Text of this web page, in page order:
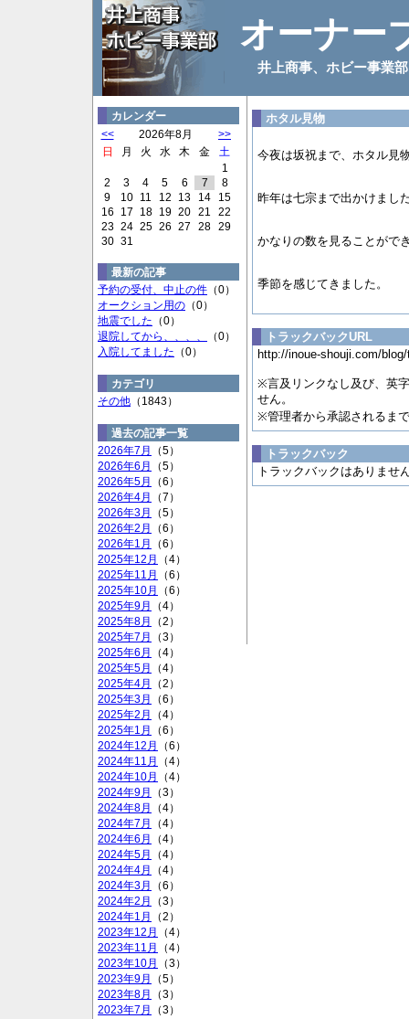
オーナー
井上商事、ホビー事業部
カレンダー
<<
2026年8月
>>
日
月 火 水 木 金
土
1
2
3 4 5 6 7
8
9
10 11 12 13 14
15
16
17 18 19 20 21
22
23 24 25 26 27 28 29
30 31
最新の記事
予約の受付、中止の件 （0）
オークション用の （0）
地震でした （0）
退院してから、、、、
（0）
入院してました （0）
カテゴリ
その他 （1843）
過去の記事一覧
2026年7月
（5）
2026年6月
（5）
2026年5月
（6）
2026年4月
（7）
2026年3月
（5）
2026年2月
（6）
2026年1月
（6）
2025年12月
（4）
2025年11月
（6）
2025年10月
（6）
2025年9月
（4）
2025年8月
（2）
2025年7月
（3）
2025年6月
（4）
2025年5月
（4）
2025年4月
（2）
2025年3月
（6）
2025年2月
（4）
2025年1月
（6）
2024年12月
（6）
2024年11月
（4）
2024年10月
（4）
2024年9月
（3）
2024年8月
（4）
2024年7月
（4）
2024年6月
（4）
2024年5月
（4）
2024年4月
（4）
2024年3月
（6）
2024年2月
（3）
2024年1月
（2）
2023年12月
（4）
2023年11月
（4）
2023年10月
（3）
2023年9月
（5）
2023年8月
（3）
2023年7月
（3）
ホタル見物
今夜は坂祝まで、ホタル見
昨年は七宗まで出かけまし
かなりの数を見ることがで
季節を感じてきました。
トラックバックURL
http://inoue-shouji.com/
※言及リンクなし及び、英
せん。
※管理者から承認されるま
トラックバック
トラックバックはありませ